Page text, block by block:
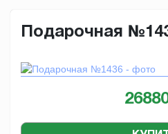
Подарочная